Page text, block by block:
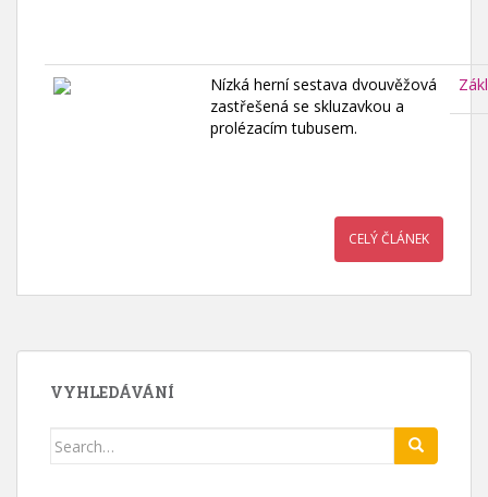
Nízká herní sestava dvouvěžová
zastřešená se skluzavkou a
prolézacím tubusem.
CELÝ ČLÁNEK
VYHLEDÁVÁNÍ
Search